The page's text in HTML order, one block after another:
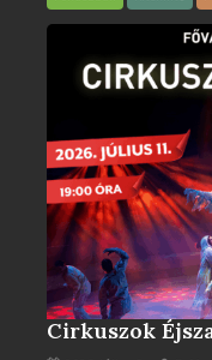
Cirkuszok